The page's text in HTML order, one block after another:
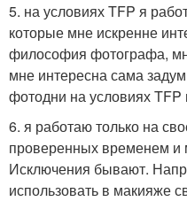
5. на условиях TFP я
которые мне искренне
философия фотографа,
мне интересна сама
фотодни на условиях
6. я работаю только на
проверенных временем и
Исключения бывают.
использовать в макияже